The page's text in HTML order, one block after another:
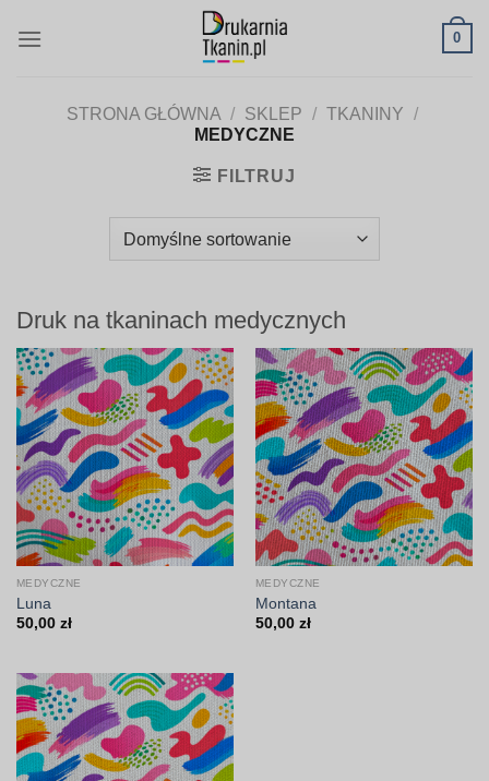
0
STRONA GŁÓWNA / SKLEP / TKANINY /
MEDYCZNE
FILTRUJ
Druk na tkaninach medycznych
MEDYCZNE
Luna
50,00 zł
MEDYCZNE
Montana
50,00 zł